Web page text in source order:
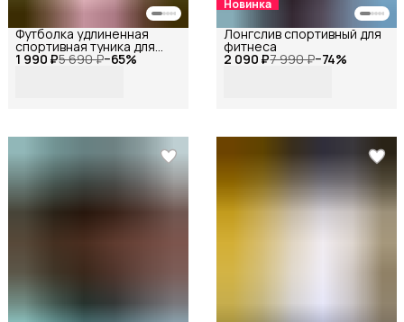
1 990 ₽5 690 ₽−65%
Футболка удлиненная
спортивная туника для
фитнеса
Новинка
2 090 ₽7 990 ₽−74%
Лонгслив спортивный для
фитнеса